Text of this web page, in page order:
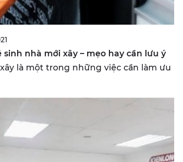
sinh nhà mới xây – mẹo hay cần lưu ý
là một trong những việc cần làm ưu